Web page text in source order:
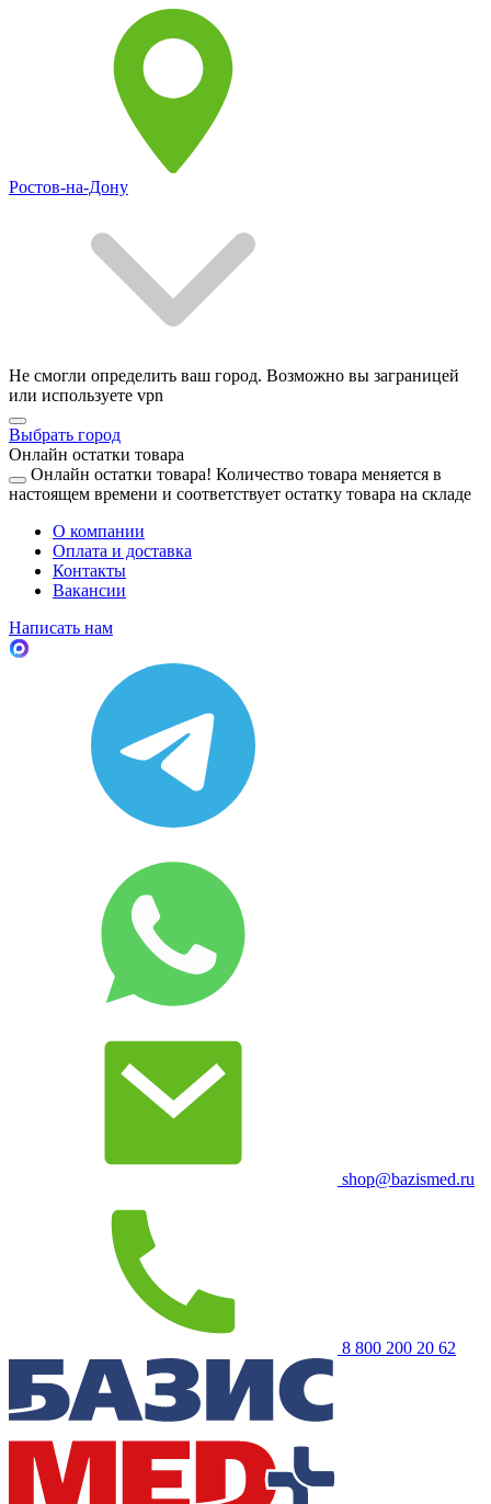
Ростов-на-Дону
Не смогли определить ваш город. Возможно вы заграницей
или используете vpn
Выбрать город
Онлайн остатки товара
Онлайн остатки товара! Количество товара меняется в
настоящем времени и соответствует остатку товара на складе
О компании
Оплата и доставка
Контакты
Вакансии
Написать нам
shop@bazismed.ru
8 800 200 20 62